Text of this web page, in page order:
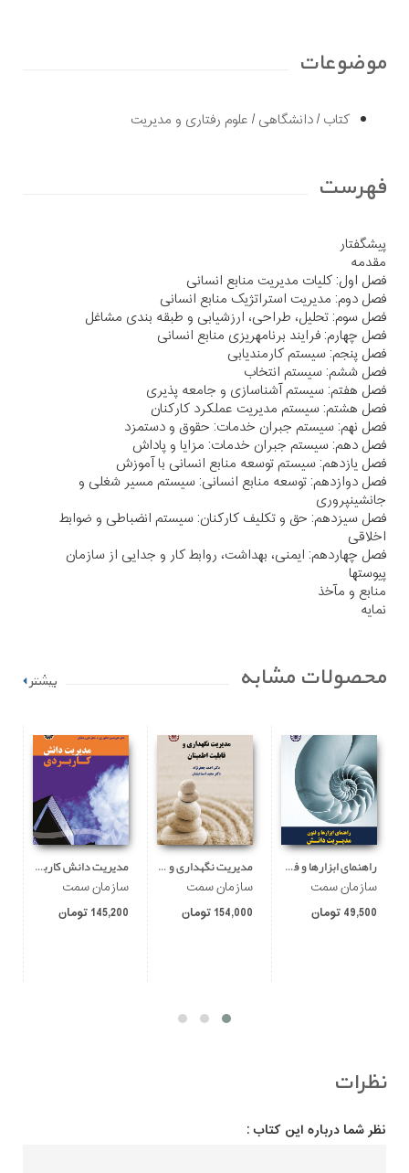
موضوعات
کتاب/دانشگاهی/علوم رفتاری و مدیریت
فهرست
پیشگفتار
مقدمه
فصل اول: کلیات مدیریت منابع انسانی
فصل دوم: مدیریت استراتژیک منابع انسانی
فصل سوم: تحلیل، طراحی، ارزشیابی و طبقه بندی مشاغل
فصل چهارم: فرایند برنامهریزی منابع انسانی
فصل پنجم: سیستم کارمندیابی
فصل ششم: سیستم انتخاب
فصل هفتم: سیستم آشناسازی و جامعه پذیری
فصل هشتم: سیستم مدیریت عملکرد کارکنان
فصل نهم: سیستم جبران خدمات: حقوق و دستمزد
فصل دهم: سیستم جبران خدمات: مزایا و پاداش
فصل یازدهم: سیستم توسعه منابع انسانی با آموزش
فصل دوازدهم: توسعه منابع انسانی: سیستم مسیر شغلی و
جانشینپروری
فصل سیزدهم: حق و تکلیف کارکنان: سیستم انضباطی و ضوابط
اخلاقی
فصل چهاردهم: ایمنی، بهداشت، روابط کار و جدایی از سازمان
پیوستها
منابع و مآخذ
نمایه
محصولات مشابه بیشتر
راهنمای ابزارها و فنون مدیریت دانش
سازمان سمت
49,500 تومان
مدیریت نگهداری و قابلیت اطمینان
سازمان سمت
154,000 تومان
مدیریت دانش کاربردی
سازمان سمت
145,200 تومان
نظرات
نظر شما درباره این کتاب :